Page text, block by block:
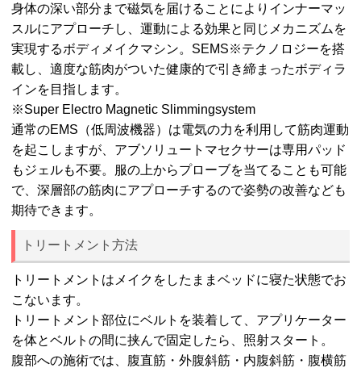
身体の深い部分まで磁気を届けることによりインナーマッ
スルにアプローチし、運動による効果と同じメカニズムを
実現するボディメイクマシン。SEMS※テクノロジーを搭
載し、適度な筋肉がついた健康的で引き締まったボディラ
インを目指します。
※Super Electro Magnetic Slimmingsystem
通常のEMS（低周波機器）は電気の力を利用して筋肉運動
を起こしますが、アブソリュートマセクサーは専用パッド
もジェルも不要。服の上からプローブを当てることも可能
で、深層部の筋肉にアプローチするので姿勢の改善なども
期待できます。
トリートメント方法
トリートメントはメイクをしたままベッドに寝た状態でお
こないます。
トリートメント部位にベルトを装着して、アプリケーター
を体とベルトの間に挟んで固定したら、照射スタート。
腹部への施術では、腹直筋・外腹斜筋・内腹斜筋・腹横筋